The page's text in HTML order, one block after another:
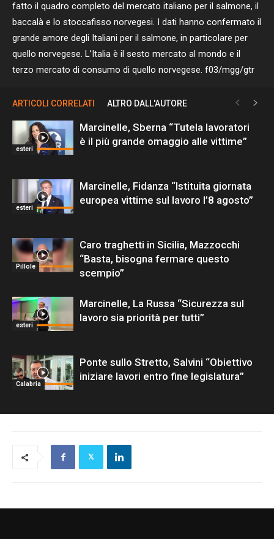
fatto il quadro completo del mercato italiano per il salmone, il
baccalà e lo stoccafisso norvegesi. I dati hanno confermato il
grande amore degli Italiani per il salmone, in particolare per
quello norvegese. L’Italia è il sesto mercato al mondo e il
terzo mercato di consumo di quello norvegese. f03/mgg/gtr
ARTICOLI CORRELATI ALTRO DALL'AUTORE
esteri
Marcinelle, Sberna “Tutela lavoratori
è il più grande omaggio alle vittime”
esteri
Marcinelle, Fidanza “Istituita giornata
europea vittime sul lavoro l’8 agosto”
Pillole
Caro traghetti in Sicilia, Mazzocchi
“Basta, bisogna fermare questo
scempio”
esteri
Marcinelle, La Russa “Sicurezza sul
lavoro sia priorità per tutti”
Calabria
Ponte sullo Stretto, Salvini “Obiettivo
iniziare lavori entro fine legislatura”